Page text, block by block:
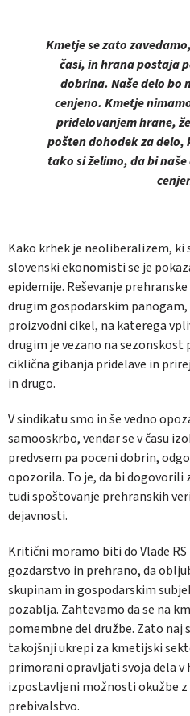
Kmetje se zato
časi, in hrana postaja
dobrina. Naše delo bo
cenjeno. Kmetje
pridelovanjem hrane,
pošten dohodek za
tako si želimo, da bi
Kako krhek je neoliberalizem, ki
slovenski ekonomisti se je
epidemije. Reševanje
drugim gospodarskim
proizvodni cikel, na katerega
drugim je vezano na sezonskost
ciklična gibanja pridelave in
in drugo.
V sindikatu smo in še vedno
samooskrbo, vendar se v času
predvsem pa poceni dobrin,
opozorila. To je, da bi dogovorili
tudi spoštovanje prehranskih
dejavnosti.
Kritični moramo biti do Vlade
gozdarstvo in prehrano, da
skupinam in gospodarskim
pozablja. Zahtevamo da se na
pomembne del družbe. Zato
takojšnji ukrepi za kmetijski
primorani opravljati svoja dela v
izpostavljeni možnosti okužbe
prebivalstvo.